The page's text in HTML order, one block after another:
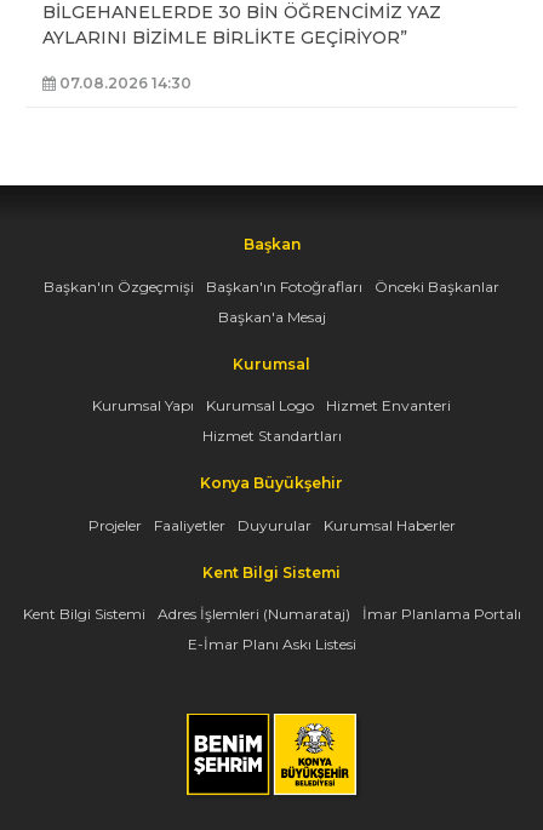
BİLGEHANELERDE 30 BİN ÖĞRENCİMİZ YAZ
AYLARINI BİZİMLE BİRLİKTE GEÇİRİYOR”
07.08.2026 14:30
Başkan
Başkan'ın Özgeçmişi Başkan'ın Fotoğrafları
Önceki Başkanlar
Başkan'a Mesaj
Kurumsal
Kurumsal Yapı Kurumsal Logo
Hizmet Envanteri
Hizmet Standartları
Konya Büyükşehir
Projeler Faaliyetler Duyurular Kurumsal Haberler
Kent Bilgi Sistemi
Kent Bilgi Sistemi Adres İşlemleri (Numarataj)
İmar Planlama Portalı
E-İmar Planı Askı Listesi